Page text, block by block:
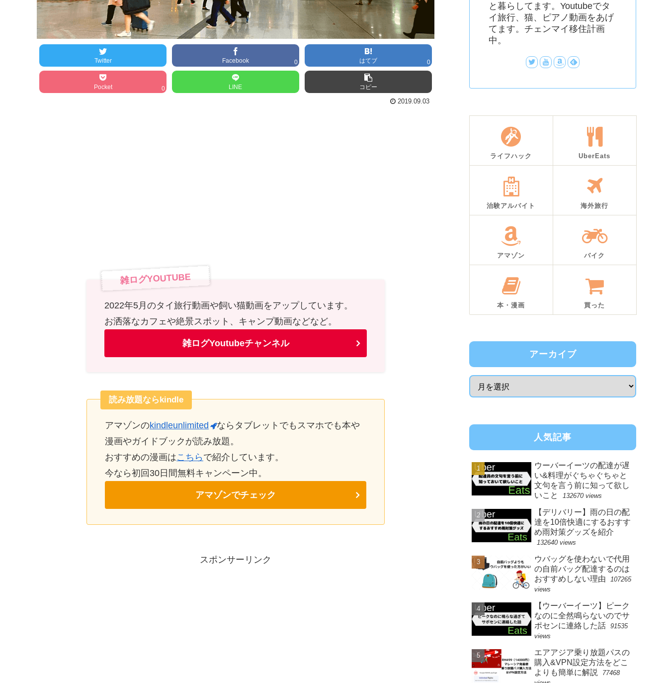
Twitter Facebook 0 はてブ 0
Pocket 0 LINE コピー
2019.09.03
雑ログYOUTUBE
2022年5月のタイ旅行動画や飼い猫動画をアップしています。
お洒落なカフェや絶景スポット、キャンプ動画などなど。
雑ログYoutubeチャンネル
読み放題ならkindle
アマゾンのkindleunlimited
ならタブレットでもスマホでも本や
漫画やガイドブックが読み放題。
おすすめの漫画はこちら で紹介しています。
今なら初回30日間無料キャンペーン中。
アマゾンでチェック
スポンサーリンク
と暮らしてます。Youtubeでタ
イ旅行、猫、ピアノ動画をあげ
てます。チェンマイ移住計画
中。
ライフハック UberEats
治験アルバイト 海外旅行
アマゾン バイク
本・漫画 買った
アーカイブ
人気記事
ウーバーイーツの配達が遅
い&料理がぐちゃぐちゃと
文句を言う前に知って欲し
いこと
132670 views
【デリバリー】雨の日の配
達を10倍快適にするおすす
め雨対策グッズを紹介
132640 views
ウバッグを使わないで代用
の自前バッグ配達するのは
おすすめしない理由
107265
views
【ウーバーイーツ】ピーク
なのに全然鳴らないのでサ
ポセンに連絡した話 91535
views
エアアジア乗り放題パスの
購入&VPN設定方法をどこ
よりも簡単に解説
77468